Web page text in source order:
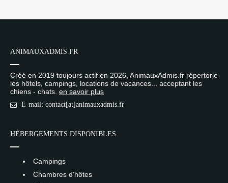
ANIMAUXADMIS.FR
Créé en 2019 toujours actif en 2026, AnimauxAdmis.fr répertorie
les hôtels, campings, locations de vacances... acceptant les
chiens - chats. en savoir plus
E-mail: contact[at]animauxadmis.fr
HÉBERGEMENTS DISPONIBLES
Campings
Chambres d'hôtes